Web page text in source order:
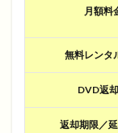
月額料
無料レンタ
DVD返
返却期限／